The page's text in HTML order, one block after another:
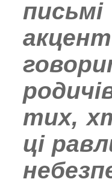
тих,
ці